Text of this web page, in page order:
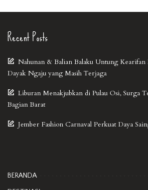
Recent Posts
Nahunan & Balian Balaku Untung Kearifan
Dayak Ngaju yang Masih Terjaga
Liburan Menakjubkan di Pulau Osi, Surga
Bagian Barat
Jember Fashion Carnaval Perkuat Daya
BERANDA